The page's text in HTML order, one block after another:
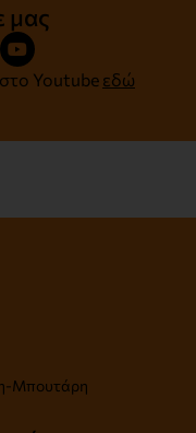
μας
Youtube εδώ
Μπουτάρη